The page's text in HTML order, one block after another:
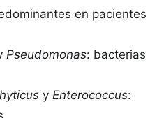
en pacientes
Pseudomonas: bacterias
y Enterococcus: